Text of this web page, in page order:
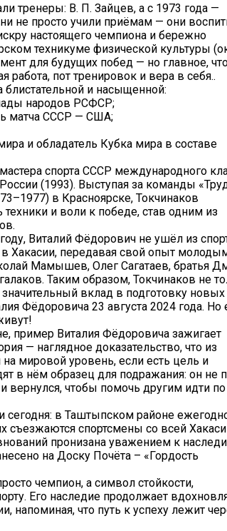
тренеры: В. П. Зайцев, а с 1973 года —
не просто учили приёмам — они
настоящего чемпиона и бережно
техникуме физической культуры
для будущих побед — но главное,
работа, пот тренировок и вера в себя..
блистательной и насыщенной:
народов РСФСР;
матча СССР — США;
и обладатель Кубка мира в составе
спорта СССР международного
(1993). Выступая за команды
в Красноярске, Токчинаков
и воли к победе, став одним из
Виталий Фёдорович не ушёл из
Хакасии, передавая свой опыт
Мамышев, Олег Сагатаев, братья
Таким образом, Токчинаков не
вклад в подготовку новых
Фёдоровича 23 августа 2024 года. Но
пример Виталия Фёдоровича зажигает
— наглядное доказательство, что из
мировой уровень, если есть цель и
в нём образец для подражания: он не
вернулся, чтобы помочь другим идти по
в Таштыпском районе
съезжаются спортсмены со всей
пронизана уважением к
на Доску Почёта – «Гордость
чемпион, а символ стойкости,
Его наследие продолжает
напоминая, что путь к успеху лежит